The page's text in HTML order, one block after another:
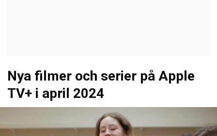
Nya filmer och serier på Apple
TV+ i april 2024